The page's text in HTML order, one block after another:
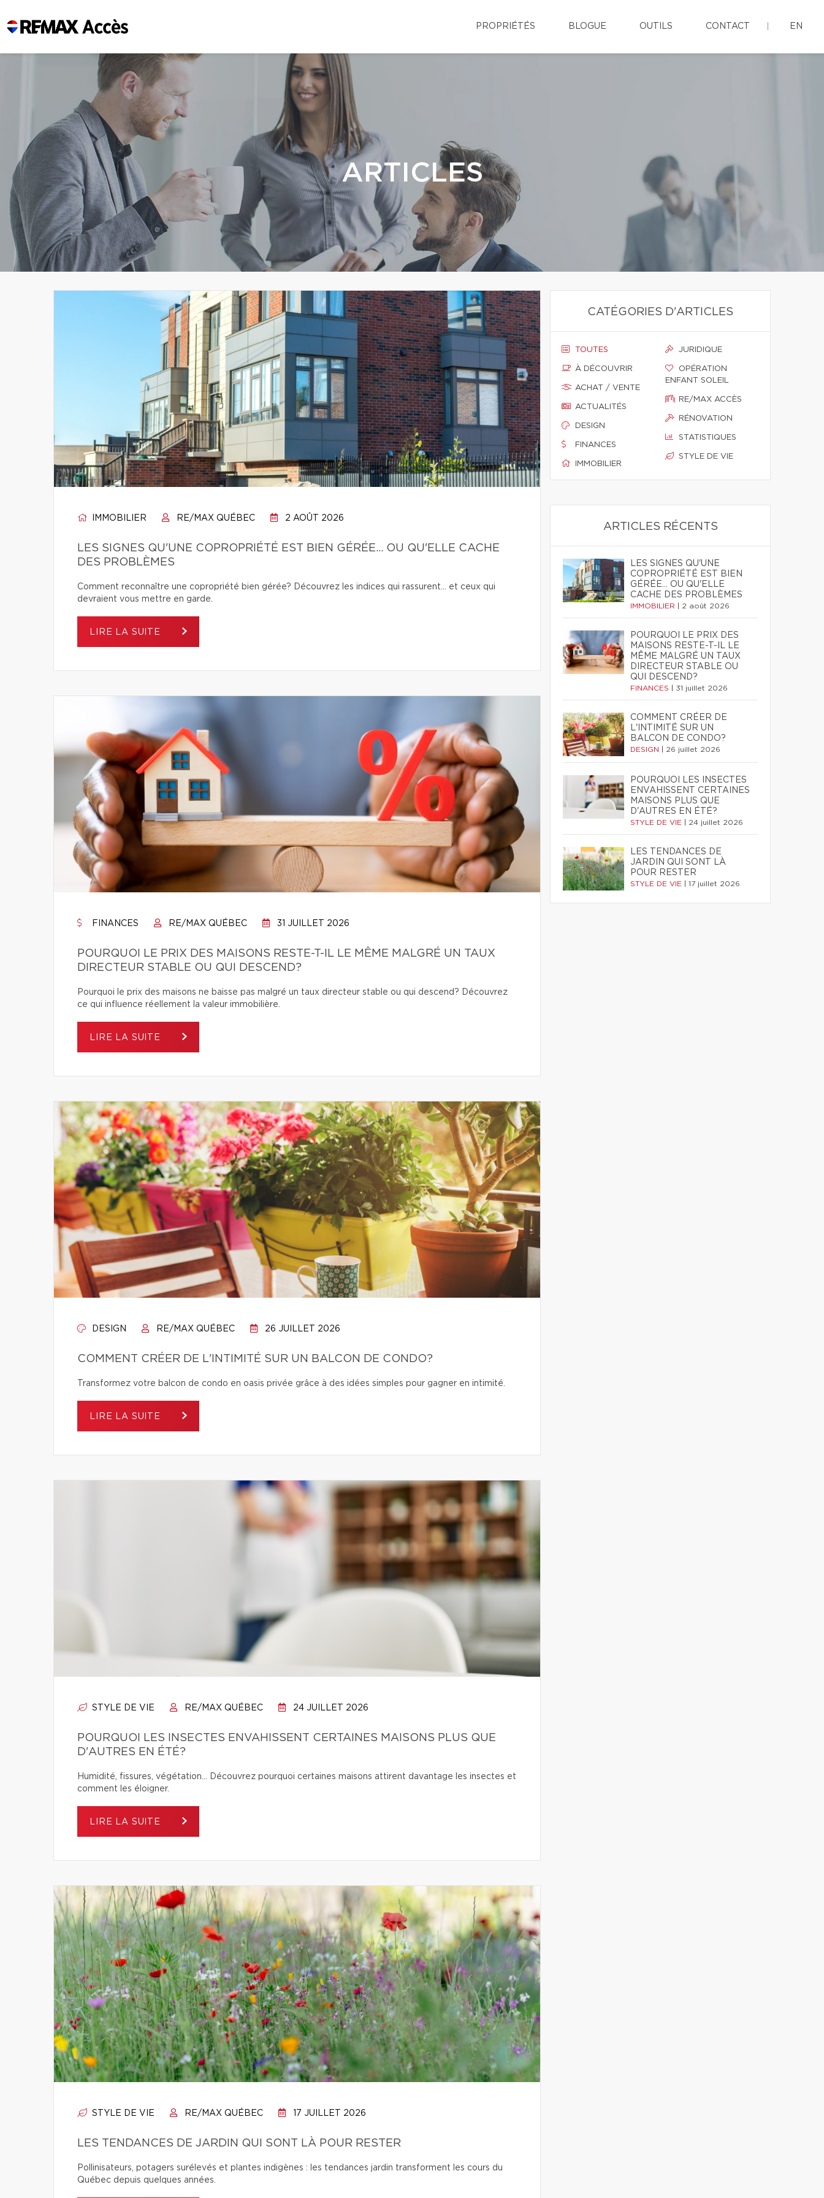
PROPRIÉTÉS BLOGUE OUTILS CONTACT EN
ARTICLES
IMMOBILIER RE/MAX QUÉBEC 2 AOÛT 2026
LES SIGNES QU'UNE COPROPRIÉTÉ EST BIEN GÉRÉE… OU QU'ELLE CACHE
DES PROBLÈMES
Comment reconnaître une copropriété bien gérée? Découvrez les indices qui rassurent… et ceux qui
devraient vous mettre en garde.
LIRE LA SUITE
FINANCES RE/MAX QUÉBEC 31 JUILLET 2026
POURQUOI LE PRIX DES MAISONS RESTE-T-IL LE MÊME MALGRÉ UN TAUX
DIRECTEUR STABLE OU QUI DESCEND?
Pourquoi le prix des maisons ne baisse pas malgré un taux directeur stable ou qui descend? Découvrez
ce qui influence réellement la valeur immobilière.
LIRE LA SUITE
DESIGN RE/MAX QUÉBEC 26 JUILLET 2026
COMMENT CRÉER DE L'INTIMITÉ SUR UN BALCON DE CONDO?
Transformez votre balcon de condo en oasis privée grâce à des idées simples pour gagner en intimité.
LIRE LA SUITE
STYLE DE VIE RE/MAX QUÉBEC 24 JUILLET 2026
POURQUOI LES INSECTES ENVAHISSENT CERTAINES MAISONS PLUS QUE
D'AUTRES EN ÉTÉ?
Humidité, fissures, végétation… Découvrez pourquoi certaines maisons attirent davantage les insectes et
comment les éloigner.
LIRE LA SUITE
STYLE DE VIE RE/MAX QUÉBEC 17 JUILLET 2026
LES TENDANCES DE JARDIN QUI SONT LÀ POUR RESTER
Pollinisateurs, potagers surélevés et plantes indigènes : les tendances jardin transforment les cours du
Québec depuis quelques années.
CATÉGORIES D'ARTICLES
TOUTES
À DÉCOUVRIR
ACHAT / VENTE
ACTUALITÉS
DESIGN
FINANCES
IMMOBILIER
JURIDIQUE
ENFANT SOLEIL
RE/MAX ACCÈS
RÉNOVATION
STATISTIQUES
STYLE DE VIE
ARTICLES RÉCENTS
LES SIGNES QU'UNE
COPROPRIÉTÉ EST BIEN
GÉRÉE… OU QU'ELLE
CACHE DES PROBLÈMES
IMMOBILIER 2 août 2026
POURQUOI LE PRIX DES
MAISONS RESTE-T-IL LE
MÊME MALGRÉ UN TAUX
DIRECTEUR STABLE OU
QUI DESCEND?
FINANCES 31 juillet 2026
COMMENT CRÉER DE
L'INTIMITÉ SUR UN
BALCON DE CONDO?
DESIGN 26 juillet 2026
POURQUOI LES INSECTES
ENVAHISSENT CERTAINES
MAISONS PLUS QUE
D'AUTRES EN ÉTÉ?
STYLE DE VIE 24 juillet 2026
LES TENDANCES DE
JARDIN QUI SONT LÀ
POUR RESTER
STYLE DE VIE 17 juillet 2026